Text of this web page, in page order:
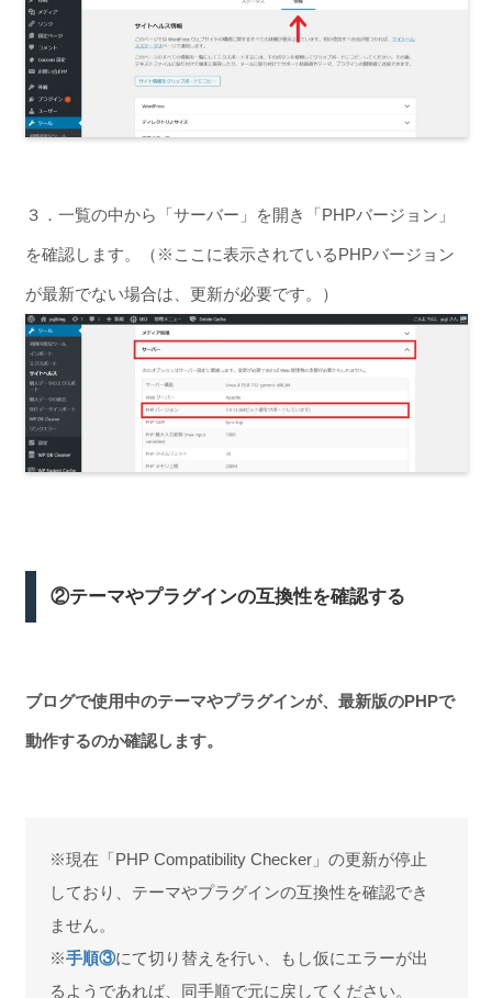
３．一覧の中から「サーバー」を開き「PHPバージョン」
を確認します。（※ここに表示されているPHPバージョン
が最新でない場合は、更新が必要です。）
②テーマやプラグインの互換性を確認する
ブログで使用中のテーマやプラグインが、最新版のPHPで
動作するのか確認します。
※現在「PHP Compatibility Checker」の更新が停止
しており、テーマやプラグインの互換性を確認でき
ません。
※手順③にて切り替えを行い、もし仮にエラーが出
るようであれば、同手順で元に戻してください。